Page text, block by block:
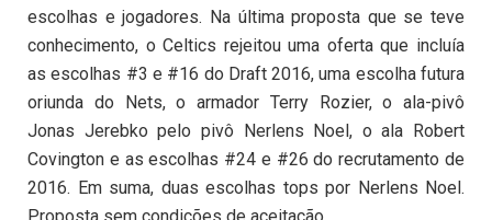
escolhas e jogadores. Na última proposta que se teve
conhecimento, o Celtics rejeitou uma oferta que incluía
as escolhas #3 e #16 do Draft 2016, uma escolha futura
oriunda do Nets, o armador Terry Rozier, o ala-pivô
Jonas Jerebko pelo pivô Nerlens Noel, o ala Robert
Covington e as escolhas #24 e #26 do recrutamento de
2016. Em suma, duas escolhas tops por Nerlens Noel.